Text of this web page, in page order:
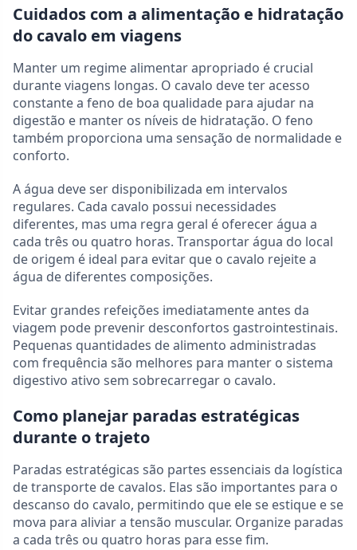
Cuidados com a alimentação e hidratação
do cavalo em viagens
Manter um regime alimentar apropriado é crucial
durante viagens longas. O cavalo deve ter acesso
constante a feno de boa qualidade para ajudar na
digestão e manter os níveis de hidratação. O feno
também proporciona uma sensação de normalidade e
conforto.
A água deve ser disponibilizada em intervalos
regulares. Cada cavalo possui necessidades
diferentes, mas uma regra geral é oferecer água a
cada três ou quatro horas. Transportar água do local
de origem é ideal para evitar que o cavalo rejeite a
água de diferentes composições.
Evitar grandes refeições imediatamente antes da
viagem pode prevenir desconfortos gastrointestinais.
Pequenas quantidades de alimento administradas
com frequência são melhores para manter o sistema
digestivo ativo sem sobrecarregar o cavalo.
Como planejar paradas estratégicas
durante o trajeto
Paradas estratégicas são partes essenciais da logística
de transporte de cavalos. Elas são importantes para o
descanso do cavalo, permitindo que ele se estique e se
mova para aliviar a tensão muscular. Organize paradas
a cada três ou quatro horas para esse fim.